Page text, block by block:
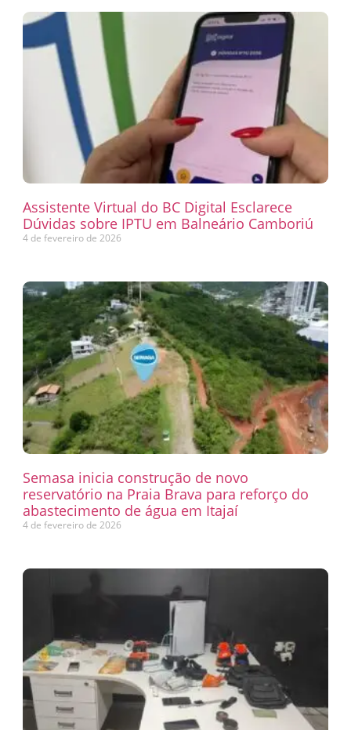
Assistente Virtual do BC Digital Esclarece
Dúvidas sobre IPTU em Balneário Camboriú
4 de fevereiro de 2026
Semasa inicia construção de novo
reservatório na Praia Brava para reforço do
abastecimento de água em Itajaí
4 de fevereiro de 2026